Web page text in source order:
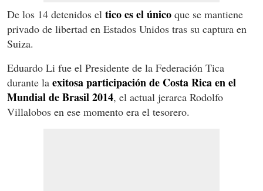
De los 14 detenidos el tico es el único que se mantiene
privado de libertad en Estados Unidos tras su captura en
Suiza.
Eduardo Li fue el Presidente de la Federación Tica
durante la exitosa participación de Costa Rica en el
Mundial de Brasil 2014, el actual jerarca Rodolfo
Villalobos en ese momento era el tesorero.